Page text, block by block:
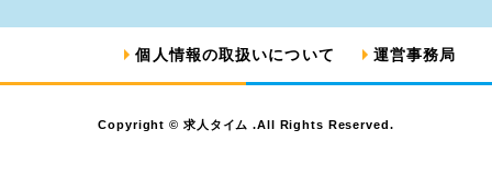
個人情報の取扱いについて 運営事務局
Copyright © 求人タイム .All Rights Reserved.